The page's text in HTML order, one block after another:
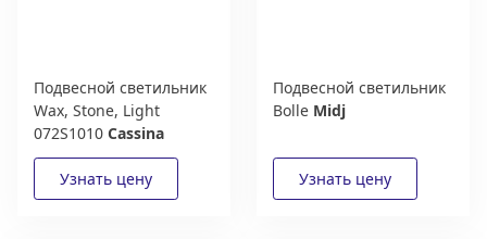
Подвесной светильник
Wax, Stone, Light
072S1010 Cassina
Подвесной светильник
Bolle Midj